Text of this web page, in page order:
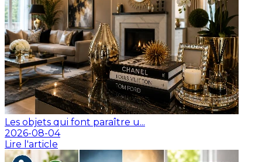
Les objets qui font paraître u...
2026-08-04
Lire l'article